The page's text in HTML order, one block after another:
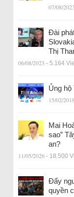
07/08/2023
Đài
Thị
06/08/2023 - 5.164
Ủng hộ
15/02/2018
Mai
sao”
an?
11/05/2026 - 18.500
Đẩy
quyền